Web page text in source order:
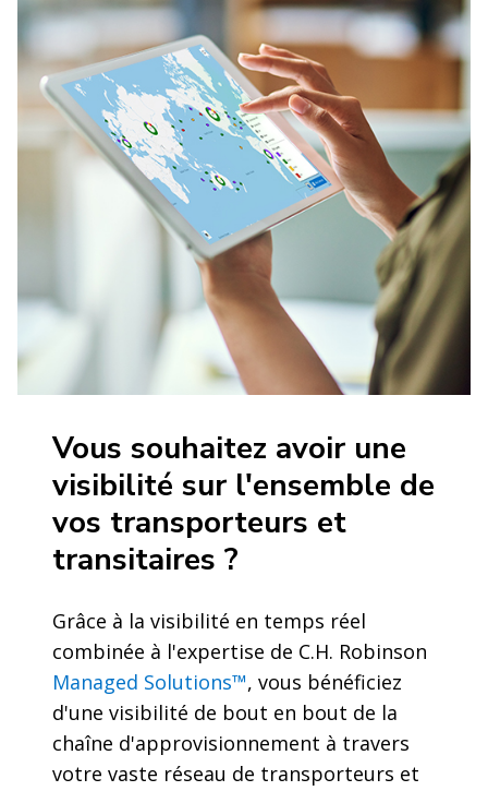
Vous souhaitez avoir une
visibilité sur l'ensemble de
vos transporteurs et
transitaires ?
Grâce à la visibilité en temps réel
combinée à l'expertise de C.H. Robinson
Managed Solutions™, vous bénéficiez
d'une visibilité de bout en bout de la
chaîne d'approvisionnement à travers
votre vaste réseau de transporteurs et